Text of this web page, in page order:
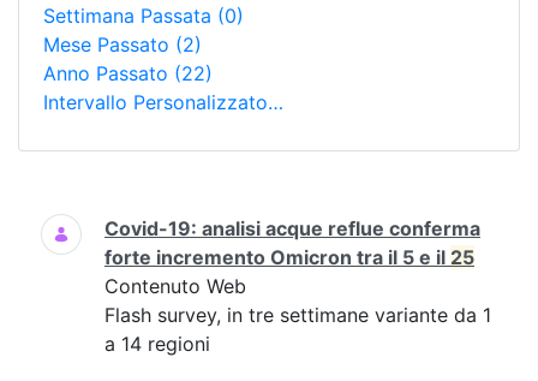
Settimana Passata (0)
Mese Passato (2)
Anno Passato (22)
Intervallo Personalizzato…
Ricerca
Covid-19: analisi acque reflue conferma
forte incremento Omicron tra il 5 e il 25
Contenuto Web
Flash survey, in tre settimane variante da 1
a 14 regioni